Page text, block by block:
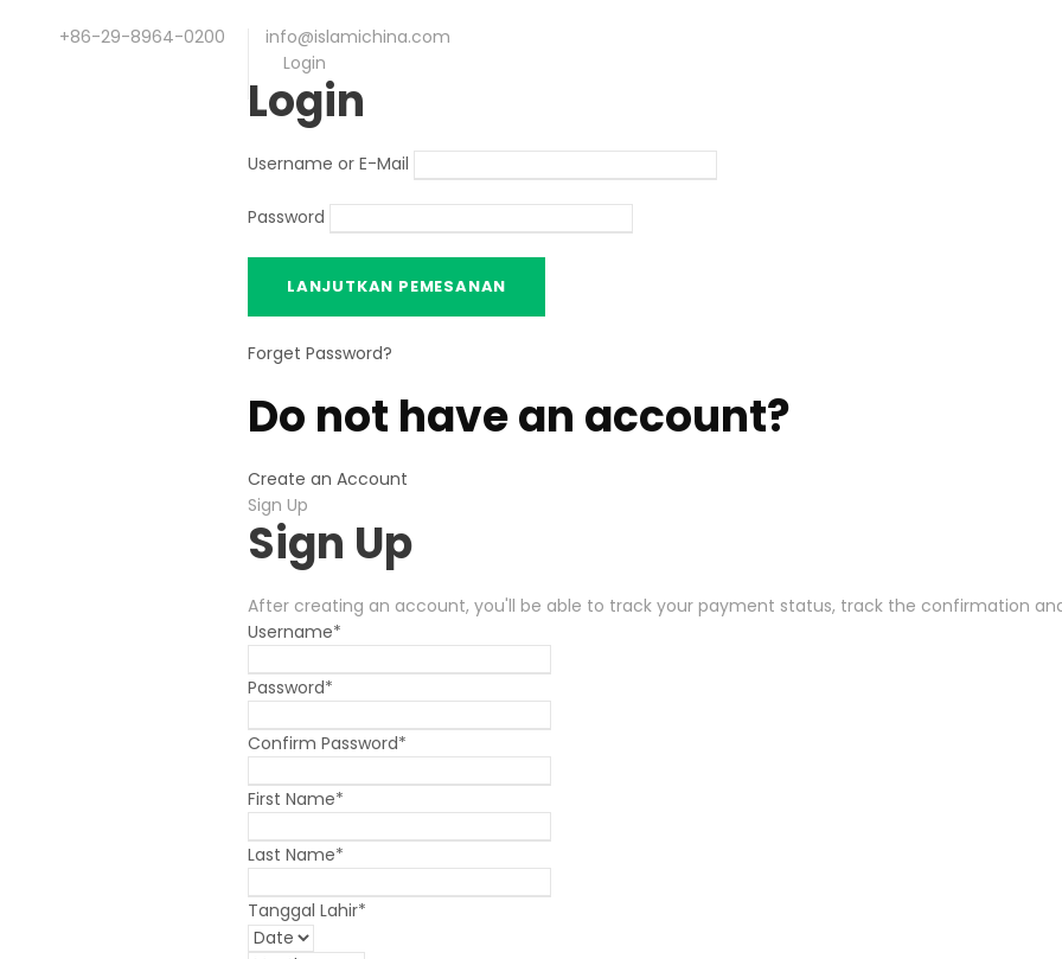
+86-29-8964-0200
info@islamichina.com
Login
Login
Username or E-Mail
Password
Forget Password?
Do not have an account?
Create an Account
Sign Up
Sign Up
After creating an account, you'll be able to track your payment status, track the confirmation
Username*
Password*
Confirm Password*
First Name*
Last Name*
Tanggal Lahir*